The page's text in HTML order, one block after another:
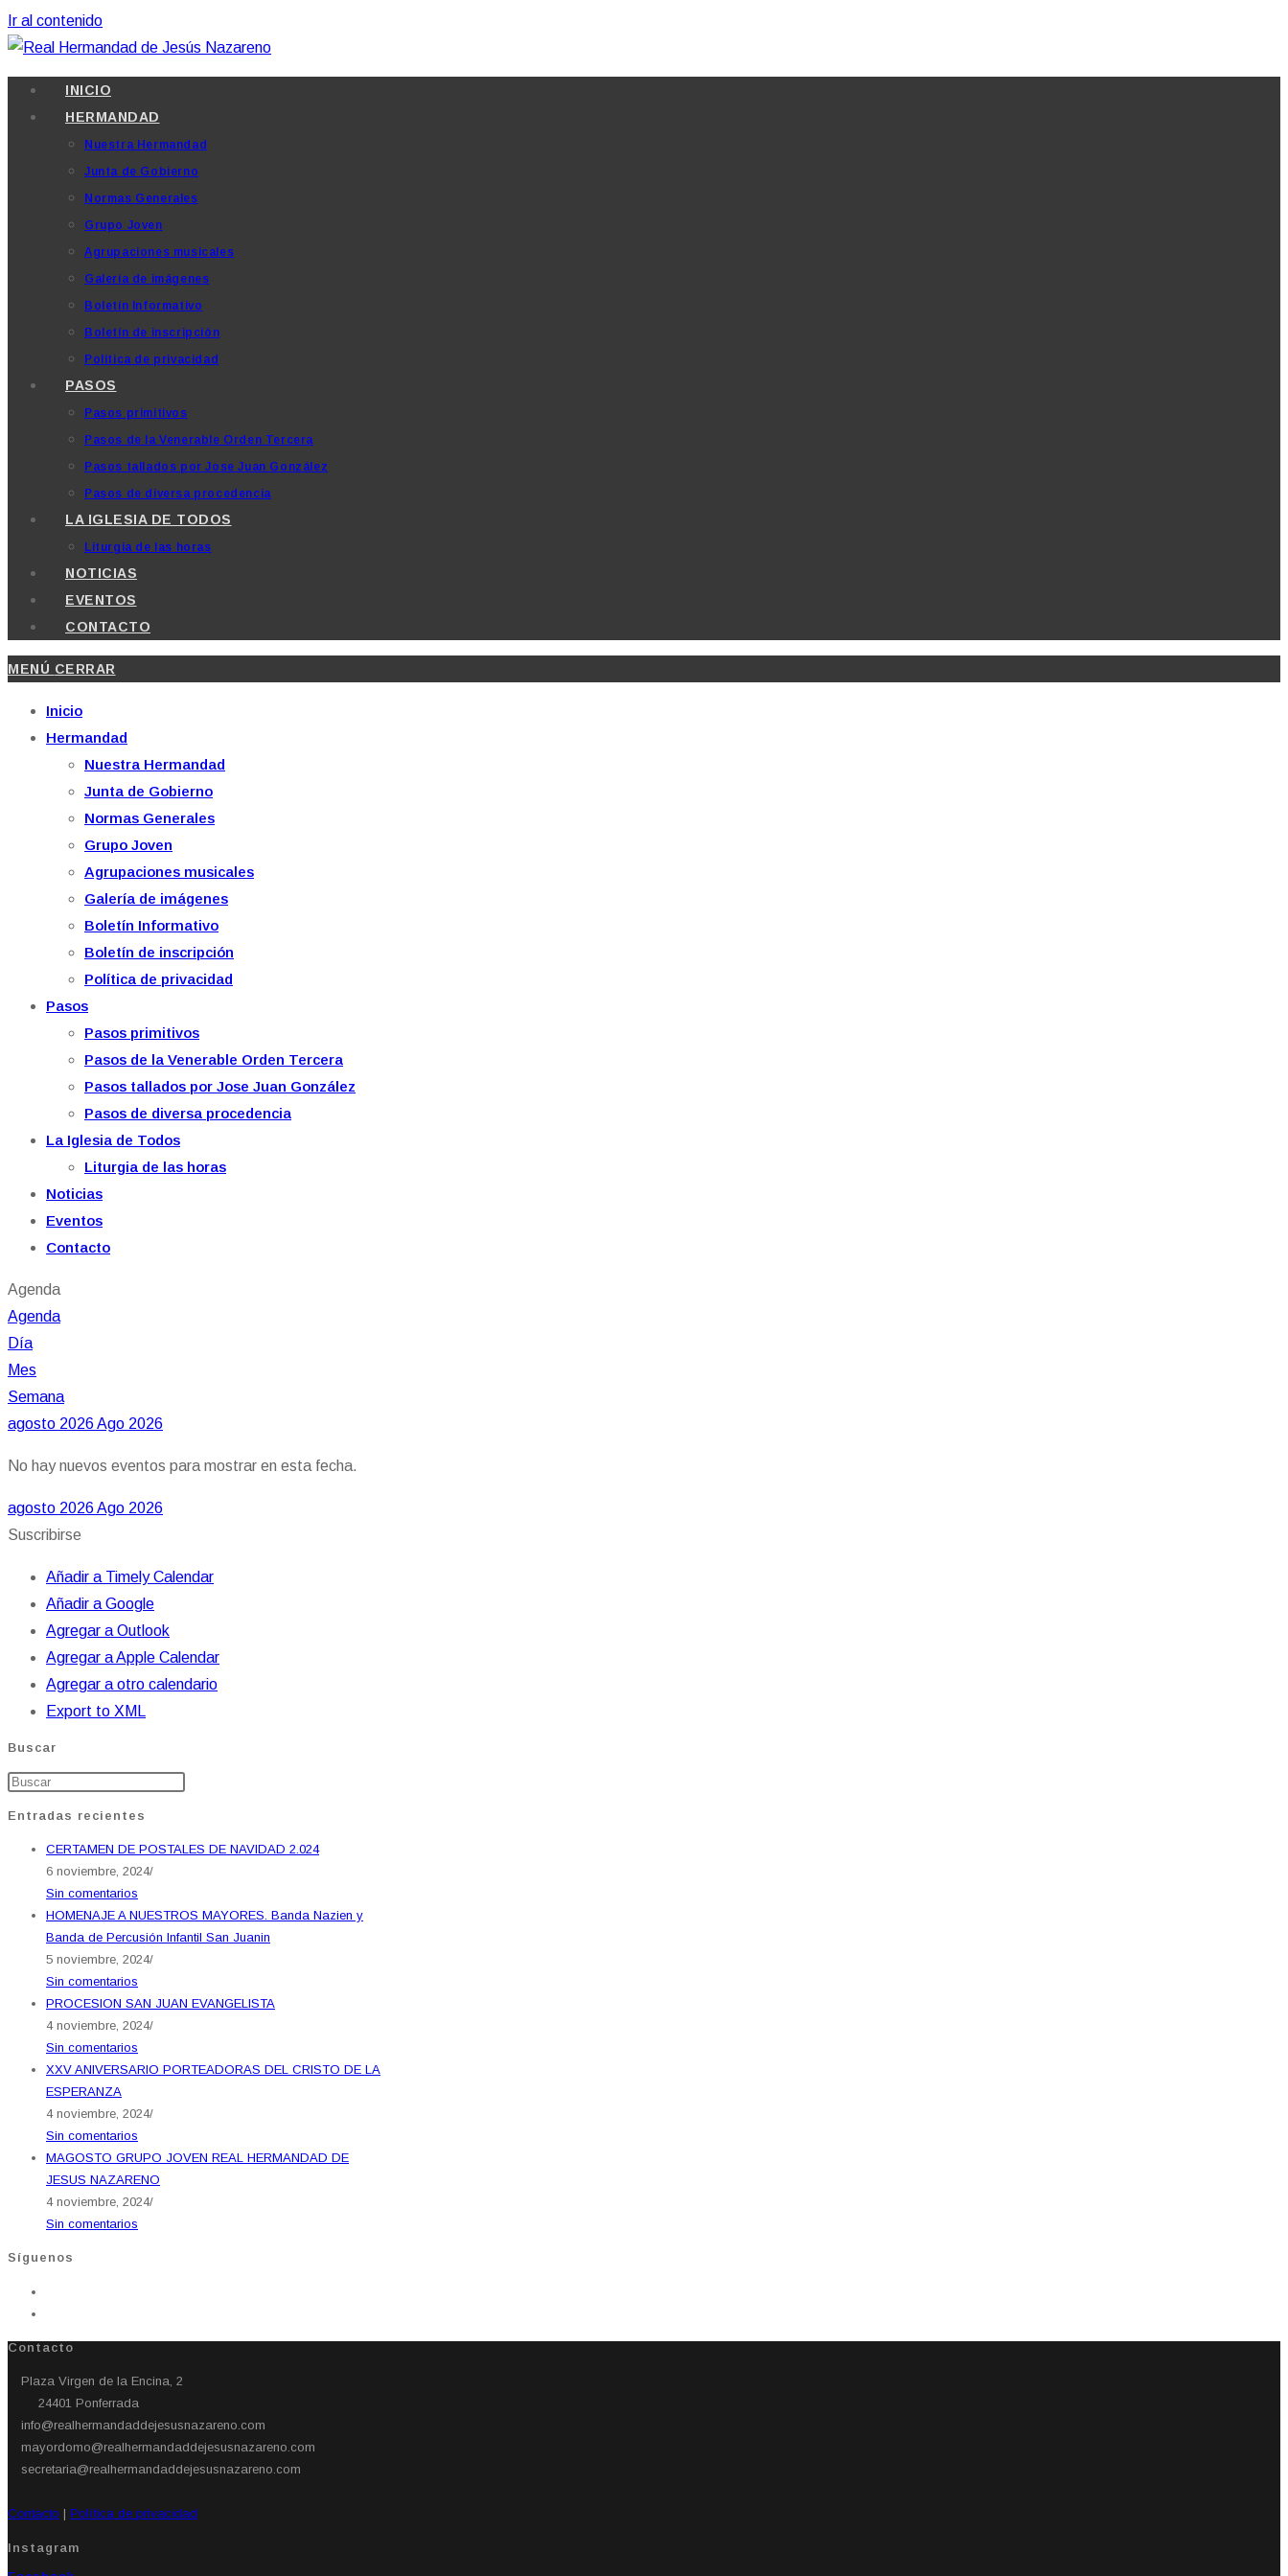
Ir al contenido
INICIO
HERMANDAD
Nuestra Hermandad
Junta de Gobierno
Normas Generales
Grupo Joven
Agrupaciones musicales
Galería de imágenes
Boletín Informativo
Boletín de inscripción
Política de privacidad
PASOS
Pasos primitivos
Pasos de la Venerable Orden Tercera
Pasos tallados por Jose Juan González
Pasos de diversa procedencia
LA IGLESIA DE TODOS
Liturgia de las horas
NOTICIAS
EVENTOS
CONTACTO
MENÚ CERRAR
Inicio
Hermandad
Nuestra Hermandad
Junta de Gobierno
Normas Generales
Grupo Joven
Agrupaciones musicales
Galería de imágenes
Boletín Informativo
Boletín de inscripción
Política de privacidad
Pasos
Pasos primitivos
Pasos de la Venerable Orden Tercera
Pasos tallados por Jose Juan González
Pasos de diversa procedencia
La Iglesia de Todos
Liturgia de las horas
Noticias
Eventos
Contacto
Agenda
Agenda
Día
Mes
Semana
agosto 2026 Ago 2026
No hay nuevos eventos para mostrar en esta fecha.
agosto 2026 Ago 2026
Suscribirse
Añadir a Timely Calendar
Añadir a Google
Agregar a Outlook
Agregar a Apple Calendar
Agregar a otro calendario
Export to XML
Buscar
Entradas recientes
CERTAMEN DE POSTALES DE NAVIDAD 2.024
6 noviembre, 2024/
Sin comentarios
HOMENAJE A NUESTROS MAYORES. Banda Nazien y
Banda de Percusión Infantil San Juanin
5 noviembre, 2024/
Sin comentarios
PROCESION SAN JUAN EVANGELISTA
4 noviembre, 2024/
Sin comentarios
XXV ANIVERSARIO PORTEADORAS DEL CRISTO DE LA
ESPERANZA
4 noviembre, 2024/
Sin comentarios
MAGOSTO GRUPO JOVEN REAL HERMANDAD DE
JESUS NAZARENO
4 noviembre, 2024/
Sin comentarios
Síguenos
Contacto
Plaza Virgen de la Encina, 2
24401 Ponferrada​
info@realhermandaddejesusnazareno.com
mayordomo@realhermandaddejesusnazareno.com
secretaria@realhermandaddejesusnazareno.com
Contacto | Política de privacidad
Instagram